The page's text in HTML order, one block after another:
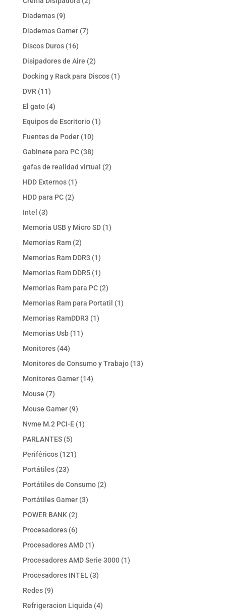
Diademas 99
productos
Diademas Gamer 77
Discos Duros 1616
productos
Disipadores de Aire 22
productos
Docking y Rack para Discos 11
DVR 1111
productos
El gato 44
productos
Equipos de Escritorio 11
Fuentes de Poder 1010
productos
Gabinete para PC 3838
productos
gafas de realidad virtual 22
HDD Externos 11
HDD para PC 22
Intel 33
productos
Memoria USB y Micro SD 11
Memorias Ram 22
productos
Memorias Ram DDR3 11
producto
Memorias Ram DDR5 11
producto
Memorias Ram para PC 22
productos
Memorias Ram para Portatil 11
Memorias RamDDR3 11
Memorias Usb 1111
Monitores 4444
productos
Monitores de Consumo y Trabajo 1313
Monitores Gamer 1414
Mouse 77
productos
Mouse Gamer 99
productos
Nvme M.2 PCI-E 11
PARLANTES 55
productos
Periféricos 121121
Portátiles 2323
productos
Portátiles de Consumo 22
Portátiles Gamer 33
POWER BANK 22
productos
Procesadores 66
productos
Procesadores AMD 11
producto
Procesadores AMD Serie 3000 11
Procesadores INTEL 33
Redes 99
productos
Refrigeracion Liquida 44